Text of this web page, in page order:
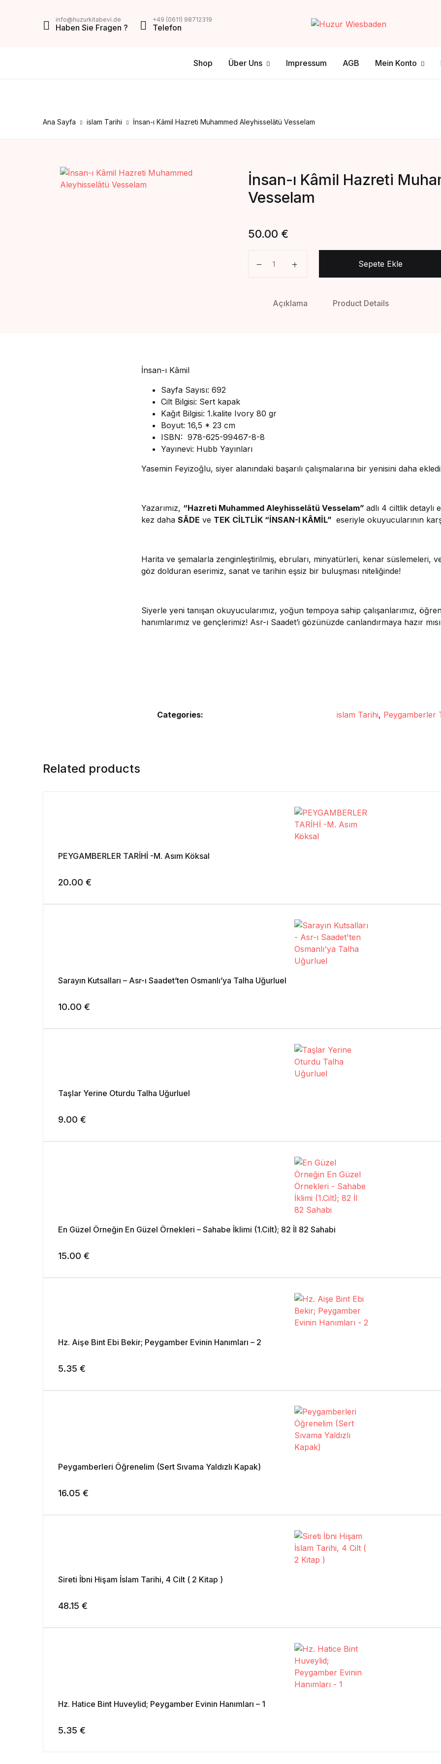
info@huzurkitabevi.de
Haben Sie Fragen ?
+49 (0611) 98712319
Telefon
Shop Über Uns Impressum AGB Mein Konto
Datenschutz
Versandmethode
Ana Sayfa islam Tarihi İnsan-ı Kâmil Hazreti Muhammed Aleyhisselâtü Vesselam
İnsan-ı Kâmil Hazreti
Vesselam
50.00 €
Sepete Ekle
Açıklama Product Details
İnsan-ı Kâmil
Sayfa Sayısı: 692
Cilt Bilgisi: Sert kapak
Kağıt Bilgisi: 1.kalite Ivory 80 gr
Boyut: 16,5 * 23 cm
ISBN: 978-625-99467-8-8
Yayınevi: Hubb Yayınları
Yasemin Feyizoğlu, siyer alanındaki başarılı çalışmalarına bir yenisini daha
Yazarımız, “Hazreti Muhammed Aleyhisselâtü Vesselam” adlı 4 ciltlik detaylı
kez daha SÂDE ve TEK CİLTLİK “İNSAN-I KÂMİL” eseriyle okuyucularının
Harita ve şemalarla zenginleştirilmiş, ebruları, minyatürleri, kenar süslemeleri,
göz dolduran eserimiz, sanat ve tarihin eşsiz bir buluşması niteliğinde!
Siyerle yeni tanışan okuyucularımız, yoğun tempoya sahip çalışanlarımız,
hanımlarımız ve gençlerimiz! Asr-ı Saadet’i gözünüzde canlandırmaya hazır
Categories: islam Tarihi, Peygamberler
Related products
PEYGAMBERLER TARİHİ -M. Asım Köksal
20.00 €
Sarayın Kutsalları – Asr-ı Saadet’ten Osmanlı’ya Talha Uğurluel
10.00 €
Taşlar Yerine Oturdu Talha Uğurluel
9.00 €
En Güzel Örneğin En Güzel Örnekleri – Sahabe İklimi (1.Cilt); 82 İl 82 Sahabi
15.00 €
Hz. Aişe Bint Ebi Bekir; Peygamber Evinin Hanımları – 2
5.35 €
Peygamberleri Öğrenelim (Sert Sıvama Yaldızlı Kapak)
16.05 €
Sireti İbni Hişam İslam Tarihi, 4 Cilt ( 2 Kitap )
48.15 €
Hz. Hatice Bint Huveylid; Peygamber Evinin Hanımları – 1
5.35 €